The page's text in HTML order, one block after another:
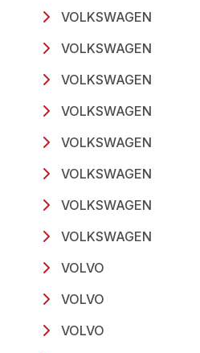
VOLKSWAGEN
VOLKSWAGEN
VOLKSWAGEN
VOLKSWAGEN
VOLKSWAGEN
VOLKSWAGEN
VOLKSWAGEN
VOLKSWAGEN
VOLVO
VOLVO
VOLVO